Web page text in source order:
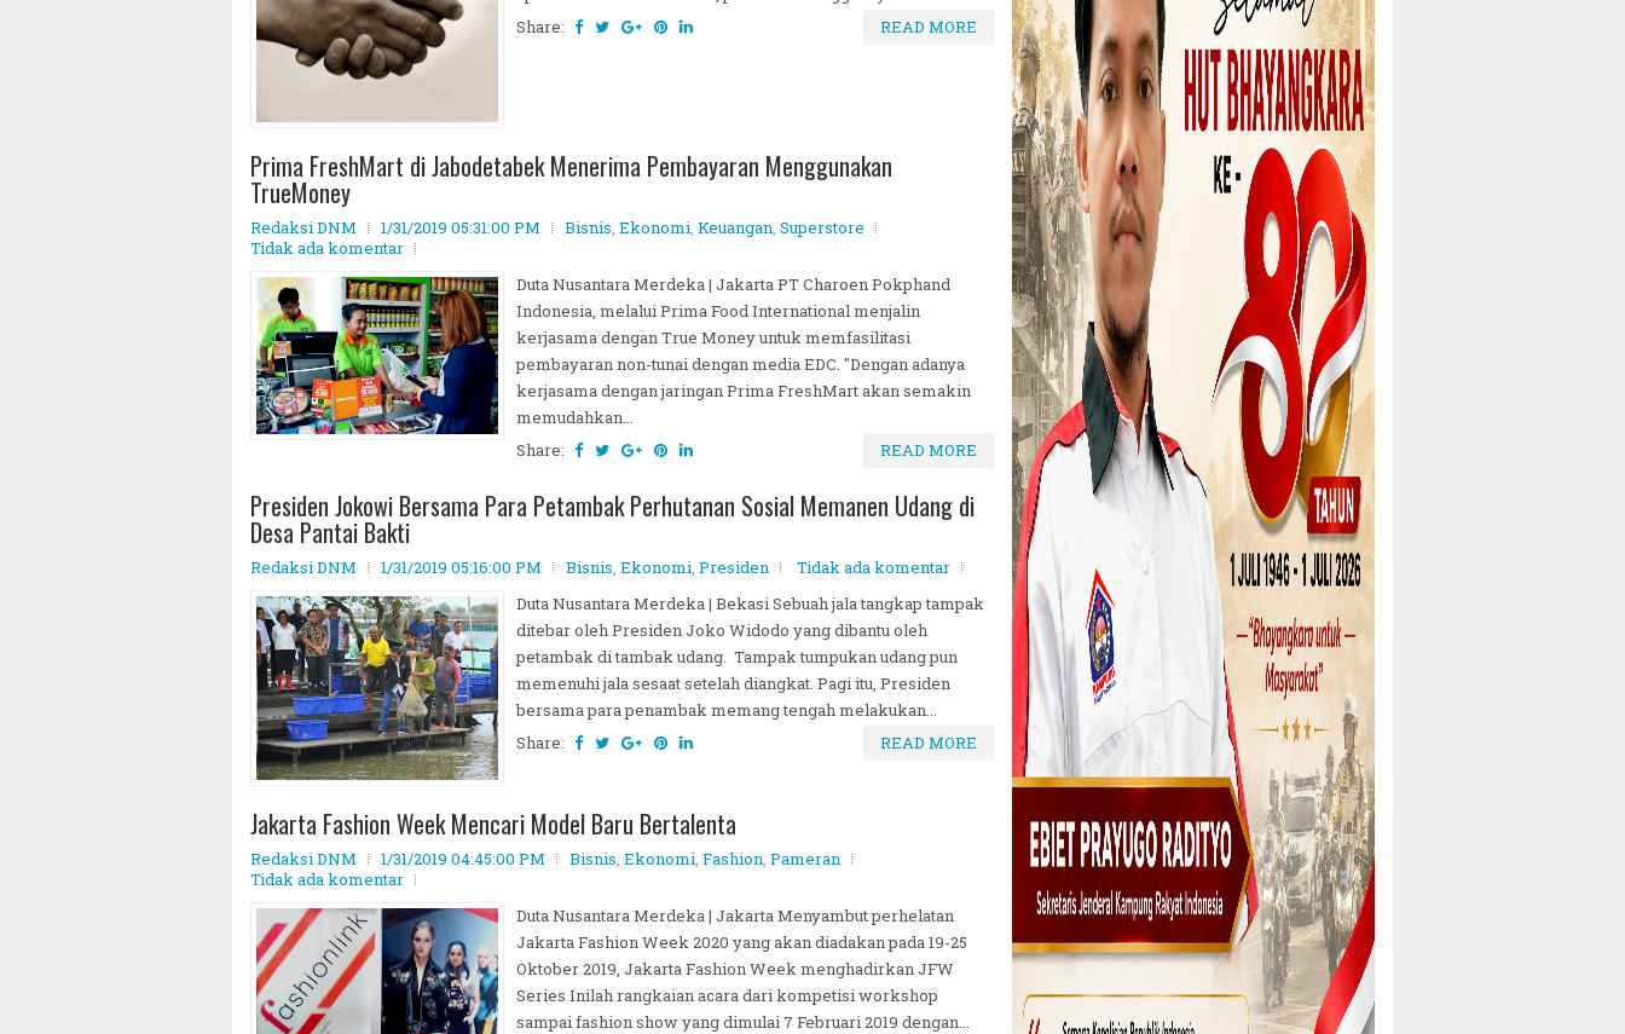
Share:
READ MORE
Prima FreshMart di Jabodetabek Menerima Pembayaran Menggunakan
TrueMoney
Redaksi DNM 1/31/2019 05:31:00 PM Bisnis, Ekonomi, Keuangan, Superstore
Tidak ada komentar
Duta Nusantara Merdeka | Jakarta PT Charoen Pokphand
Indonesia, melalui Prima Food International menjalin
kerjasama dengan True Money untuk memfasilitasi
pembayaran non-tunai dengan media EDC. "Dengan adanya
kerjasama dengan jaringan Prima FreshMart akan semakin
memudahkan...
Share:
READ MORE
Presiden Jokowi Bersama Para Petambak Perhutanan Sosial Memanen Udang di
Desa Pantai Bakti
Redaksi DNM 1/31/2019 05:16:00 PM Bisnis, Ekonomi, Presiden
Tidak ada komentar
Duta Nusantara Merdeka | Bekasi Sebuah jala tangkap tampak
ditebar oleh Presiden Joko Widodo yang dibantu oleh
petambak di tambak udang. Tampak tumpukan udang pun
memenuhi jala sesaat setelah diangkat. Pagi itu, Presiden
bersama para penambak memang tengah melakukan...
Share:
READ MORE
Jakarta Fashion Week Mencari Model Baru Bertalenta
Redaksi DNM 1/31/2019 04:45:00 PM Bisnis, Ekonomi, Fashion, Pameran
Tidak ada komentar
Duta Nusantara Merdeka | Jakarta Menyambut perhelatan
Jakarta Fashion Week 2020 yang akan diadakan pada 19-25
Oktober 2019, Jakarta Fashion Week menghadirkan JFW
Series Inilah rangkaian acara dari kompetisi workshop
sampai fashion show yang dimulai 7 Februari 2019 dengan...